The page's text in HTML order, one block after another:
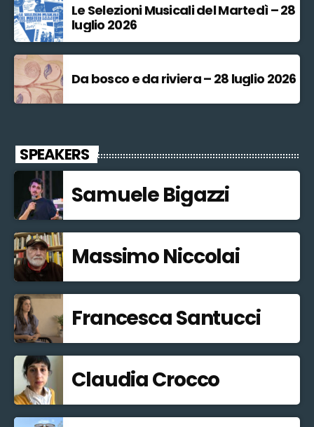
Le Selezioni Musicali del Martedì – 28
luglio 2026
Da bosco e da riviera – 28 luglio 2026
SPEAKERS
Samuele Bigazzi
Massimo Niccolai
Francesca Santucci
Claudia Crocco